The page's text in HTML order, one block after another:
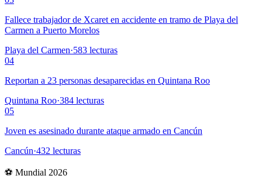
Fallece trabajador de Xcaret en accidente en tramo de Playa del
Carmen a Puerto Morelos
Playa del Carmen·583 lecturas
04
Reportan a 23 personas desaparecidas en Quintana Roo
Quintana Roo·384 lecturas
05
Joven es asesinado durante ataque armado en Cancún
Cancún·432 lecturas
⚽ Mundial 2026